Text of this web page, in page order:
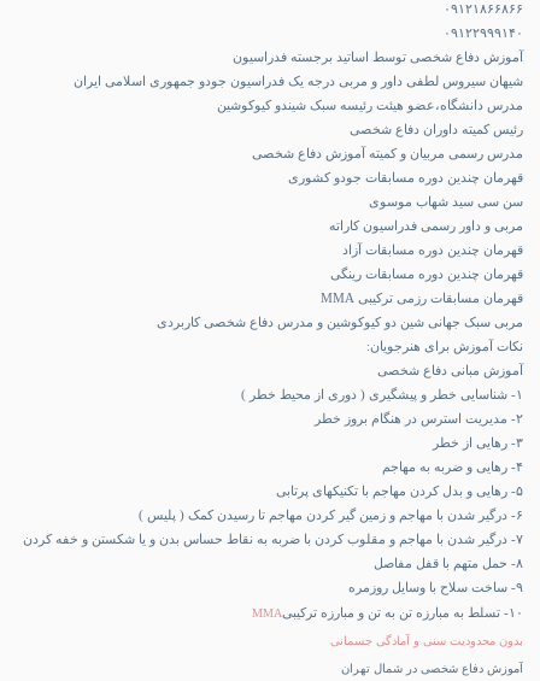
۰۹۱۲۱۸۶۶۸۶۶
۰۹۱۲۲۹۹۹۱۴۰
آموزش دفاع شخصی توسط اساتید برجسته فدراسیون
شیهان سیروس لطفی داور و مربی درجه یک فدراسیون جودو جمهوری اسلامی ایران
مدرس دانشگاه،عضو هیئت رئیسه سبک شیندو کیوکوشین
رئیس کمیته داوران دفاع شخصی
مدرس رسمی مربیان و کمیته آموزش دفاع شخصی
قهرمان چندین دوره مسابقات جودو کشوری
سن سی سید شهاب موسوی
مربی و داور رسمی فدراسیون کاراته
قهرمان چندین دوره مسابقات آزاد
قهرمان چندین دوره مسابقات رینگی
قهرمان مسابقات رزمی ترکیبی MMA
مربی سبک جهانی شین دو کیوکوشین و مدرس دفاع شخصی کاربردی
نکات آموزش برای هنرجویان:
آموزش مبانی دفاع شخصی
۱- شناسایی خطر و پیشگیری ( دوری از محیط خطر )
۲- مدیریت استرس در هنگام بروز خطر
۳- رهایی از خطر
۴- رهایی و ضربه به مهاجم
۵- رهایی و بدل کردن مهاجم با تکنیکهای پرتابی
۶- درگیر شدن با مهاجم و زمین گیر کردن مهاجم تا رسیدن کمک ( پلیس )
۷- درگیر شدن با مهاجم و مقلوب کردن با ضربه به نقاط حساس بدن و یا شکستن و خفه کردن
۸- حمل متهم با قفل مفاصل
۹- ساخت سلاح با وسایل روزمره
۱۰- تسلط به مبارزه تن به تن و مبارزه ترکیبی
MMA
بدون محدودیت سنی و آمادگی جسمانی
آموزش دفاع شخصی در شمال تهران